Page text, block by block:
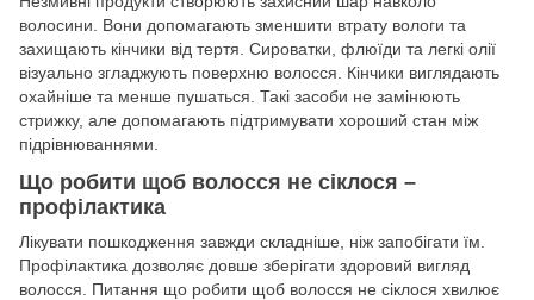
волосини. Вони допомагають зменшити втрату вологи та
захищають кінчики від тертя. Сироватки, флюїди та легкі олії
візуально згладжують поверхню волосся. Кінчики виглядають
охайніше та менше пушаться. Такі засоби не замінюють
стрижку, але допомагають підтримувати хороший стан між
підрівнюваннями.
Що робити щоб волосся не сіклося –
профілактика
Лікувати пошкодження завжди складніше, ніж запобігати їм.
Профілактика дозволяє довше зберігати здоровий вигляд
волосся. Питання що робити щоб волосся не сіклося хвилює